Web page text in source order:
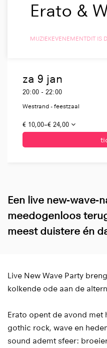
Erato &
MUZIEKEVENEMENTDIT IS
za 9 jan
20:00 - 22:00
Westrand - feestzaal
€ 10,00–€ 24,00
Een live
meedogenloos
meest duistere én
Live New Wave Party
kolkende ode aan de
Erato opent de avond met
gothic rock, wave en
sound ademt sfeer: